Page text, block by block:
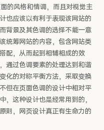
风格和情调，而且对视觉主
也应该以有利于表现该网站的
背景及其色调的选择不能一意
统筹网站的内容，包含网站类
配，从而起到相辅相成的效
通过色调要素的处理达到和谐
化的对称平衡方法，采取变换
但在页面色调的设计中相对平
，这种设计也是经常用到的，
则，网页设计真正有生命力的